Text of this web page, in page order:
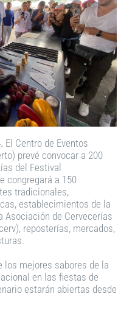
El Centro de Eventos
prevé convocar a 200
del Festival
congregará a 150
tradicionales,
establecimientos de la
Asociación de Cervecerías
reposterías, mercados,
los mejores sabores de la
en las fiestas de
estarán abiertas desde